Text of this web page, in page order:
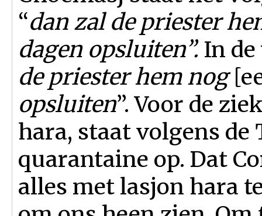
“dan zal de priester
dagen opsluiten”. In
de priester hem nog
opsluiten”. Voor de
hara, staat volgens de
quarantaine op. Dat
alles met lasjon hara